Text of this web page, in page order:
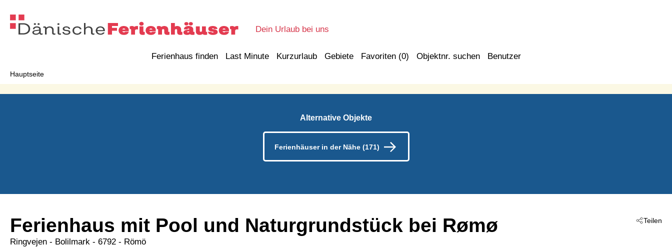
Dein Urlaub bei uns
Ferienhaus finden Last Minute Kurzurlaub Gebiete Favoriten (0) Objektnr. suchen Benutzer
Hauptseite
Alternative Objekte
Ferienhäuser in der Nähe (171)
Teilen
Ferienhaus mit Pool und Naturgrundstück bei Rømø
Ringvejen - Bolilmark - 6792 - Römö